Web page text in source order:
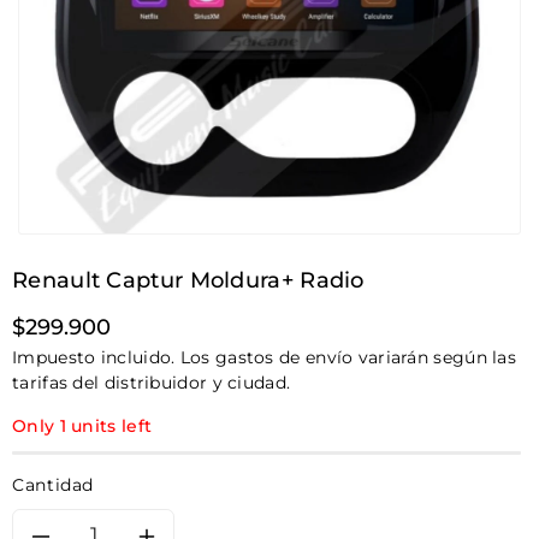
Renault Captur Moldura+ Radio
Precio
habitual
$299.900
Impuesto incluido. Los gastos de envío variarán según las
tarifas del distribuidor y ciudad.
Only 1 units left
Cantidad